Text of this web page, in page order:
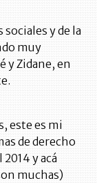
sociales y de la
muy
y Zidane, en
este es mi
de derecho
y acá
muchas)